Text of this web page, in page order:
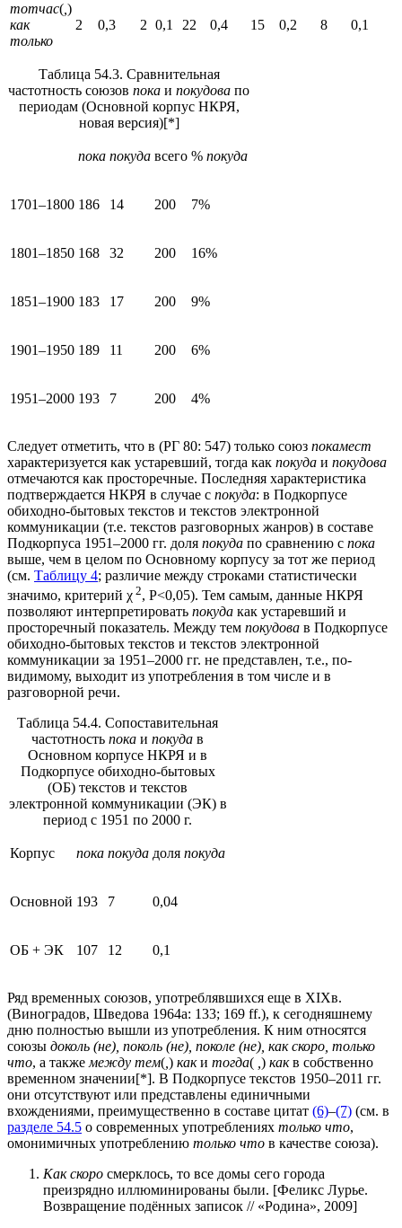
тотчас( )
как
только
2 0,3 2 0,1 22 0,4 15 0,2 8 0,1
Таблица 54.3. Сравнительная
частотность союзов пока и покудова по
периодам (Основной корпус НКРЯ,
новая версия)[*]
пока покуда всего % покуда
1701–1800 186 14 200 7%
1801–1850 168 32 200 16%
1851–1900 183 17 200 9%
1901–1950 189 11 200 6%
1951–2000 193 7 200 4%
Следует отметить, что в (РГ 80: 547) только союз покамест
характеризуется как устаревший, тогда как покуда и покудова
отмечаются как просторечные. Последняя характеристика
подтверждается НКРЯ в случае с покуда: в Подкорпусе
обиходно-бытовых текстов и текстов электронной
коммуникации (т.е. текстов разговорных жанров) в составе
Подкорпуса 1951–2000 гг. доля покуда по сравнению с пока
выше, чем в целом по Основному корпусу за тот же период
(см. Таблицу 4; различие между строками статистически
значимо, критерий χ 2, P<0,05). Тем самым, данные НКРЯ
позволяют интерпретировать покуда как устаревший и
просторечный показатель. Между тем покудова в Подкорпусе
обиходно-бытовых текстов и текстов электронной
коммуникации за 1951–2000 гг. не представлен, т.е., по-
видимому, выходит из употребления в том числе и в
разговорной речи.
Таблица 54.4. Сопоставительная
частотность пока и покуда в
Основном корпусе НКРЯ и в
Подкорпусе обиходно-бытовых
(ОБ) текстов и текстов
электронной коммуникации (ЭК) в
период с 1951 по 2000 г.
Корпус пока покуда доля покуда
Основной 193 7 0,04
ОБ + ЭК 107 12 0,1
Ряд временных союзов, употреблявшихся еще в XIXв.
(Виноградов, Шведова 1964а: 133; 169 ff.), к сегодняшнему
дню полностью вышли из употребления. К ним относятся
союзы доколь (не), поколь (не), поколе (не), как скоро, только
что, а также между тем( ) каки тогда( ) какв собственно
временном значении[*]. В Подкорпусе текстов 1950–2011 гг.
они отсутствуют или представлены единичными
вхождениями, преимущественно в составе цитат (6)–(7) (см. в
разделе 54.5 о современных употреблениях только что,
омонимичных употреблению только что в качестве союза).
Как скоро смерклось, то все домы сего города
преизрядно иллюминированы были. [Феликс Лурье.
Возвращение подённых записок // «Родина», 2009]